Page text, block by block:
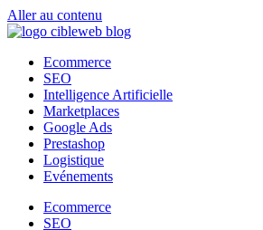
Aller au contenu
Ecommerce
SEO
Intelligence Artificielle
Marketplaces
Google Ads
Prestashop
Logistique
Evénements
Ecommerce
SEO